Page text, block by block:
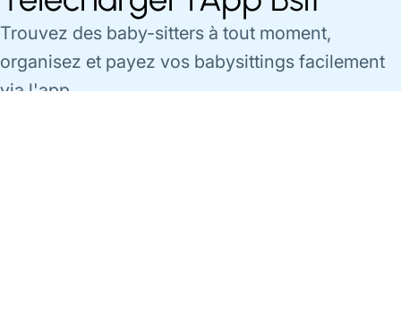
Trouvez des baby-sitters à tout moment,
organisez et payez vos babysittings facilement
via l'app